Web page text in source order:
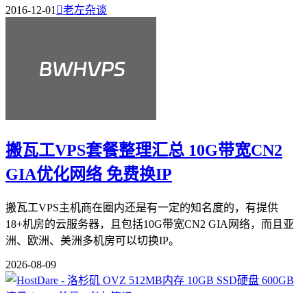
2016-12-01老左杂谈
搬瓦工VPS套餐整理汇总 10G带宽CN2
GIA优化网络 免费换IP
搬瓦工VPS主机商在圈内还是有一定的知名度的，有提供
18+机房的云服务器，且包括10G带宽CN2 GIA网络，而且亚
洲、欧洲、美洲多机房可以切换IP。
2026-08-09